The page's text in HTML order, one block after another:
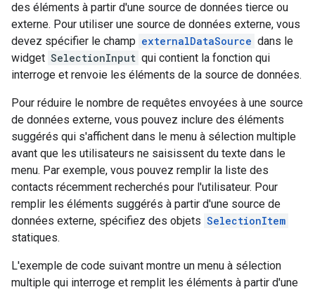
des éléments à partir d'une source de données tierce ou
externe. Pour utiliser une source de données externe, vous
devez spécifier le champ externalDataSource dans le
widget SelectionInput qui contient la fonction qui
interroge et renvoie les éléments de la source de données.
Pour réduire le nombre de requêtes envoyées à une source
de données externe, vous pouvez inclure des éléments
suggérés qui s'affichent dans le menu à sélection multiple
avant que les utilisateurs ne saisissent du texte dans le
menu. Par exemple, vous pouvez remplir la liste des
contacts récemment recherchés pour l'utilisateur. Pour
remplir les éléments suggérés à partir d'une source de
données externe, spécifiez des objets SelectionItem
statiques.
L'exemple de code suivant montre un menu à sélection
multiple qui interroge et remplit les éléments à partir d'une